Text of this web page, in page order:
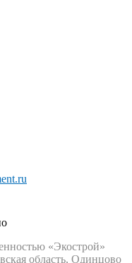
«Экострой»
область, Одинцово